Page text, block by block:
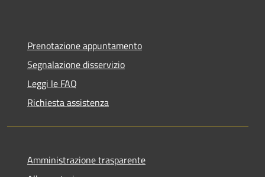
Prenotazione appuntamento
Segnalazione disservizio
Leggi le FAQ
Richiesta assistenza
Amministrazione trasparente